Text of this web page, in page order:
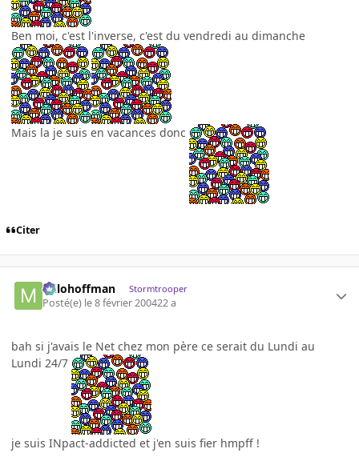
Ben moi, c'est l'inverse, c'est du vendredi au dimanche
Mais la je suis en vacances donc
Citer
milohoffman Stormtrooper
Posté(e) le 8 février 200422 a
bah si j'avais le Net chez mon père ce serait du Lundi au
Lundi 24/7
je suis INpact-addicted et j'en suis fier hmpff !